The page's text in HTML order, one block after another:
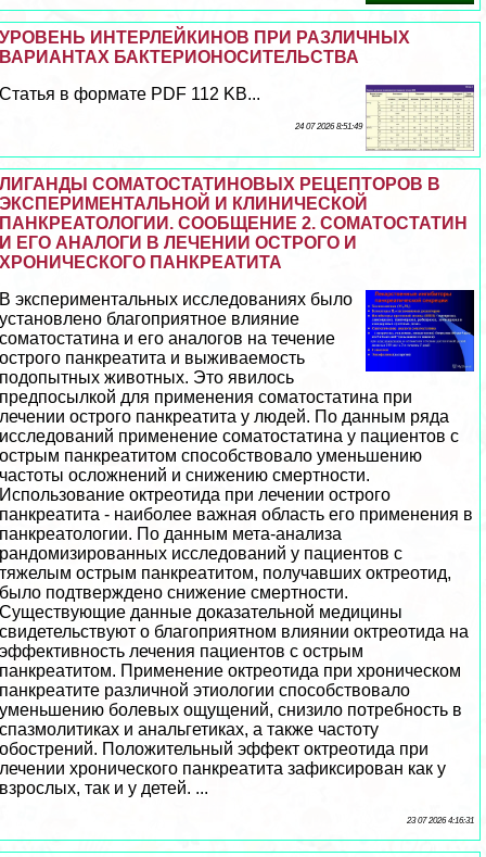
УРОВЕНЬ ИНТЕРЛЕЙКИНОВ ПРИ РАЗЛИЧНЫХ
ВАРИАНТАХ БАКТЕРИОНОСИТЕЛЬСТВА
Статья в формате PDF 112 KB...
24 07 2026 8:51:49
ЛИГАНДЫ СОМАТОСТАТИНОВЫХ РЕЦЕПТОРОВ В
ЭКСПЕРИМЕНТАЛЬНОЙ И КЛИНИЧЕСКОЙ
ПАНКРЕАТОЛОГИИ. СООБЩЕНИЕ 2. СОМАТОСТАТИН
И ЕГО АНАЛОГИ В ЛЕЧЕНИИ ОСТРОГО И
ХРОНИЧЕСКОГО ПАНКРЕАТИТА
В экспериментальных исследованиях было
установлено благоприятное влияние
соматостатина и его аналогов на течение
острого панкреатита и выживаемость
подопытных животных. Это явилось
предпосылкой для применения соматостатина при
лечении острого панкреатита у людей. По данным ряда
исследований применение соматостатина у пациентов с
острым панкреатитом способствовало уменьшению
частоты осложнений и снижению cмepтности.
Использование октреотида при лечении острого
панкреатита - наиболее важная область его применения в
панкреатологии. По данным мета-анализа
рандомизированных исследований у пациентов с
тяжелым острым панкреатитом, получавших октреотид,
было подтверждено снижение cмepтности.
Существующие данные доказательной медицины
свидетельствуют о благоприятном влиянии октреотида на
эффективность лечения пациентов с острым
панкреатитом. Применение октреотида при хроническом
панкреатите различной этиологии способствовало
уменьшению болевых ощущений, снизило потребность в
спазмолитиках и aнaльгетиках, а также частоту
обострений. Положительный эффект октреотида при
лечении хронического панкреатита зафиксирован как у
взрослых, так и у детей. ...
23 07 2026 4:16:31